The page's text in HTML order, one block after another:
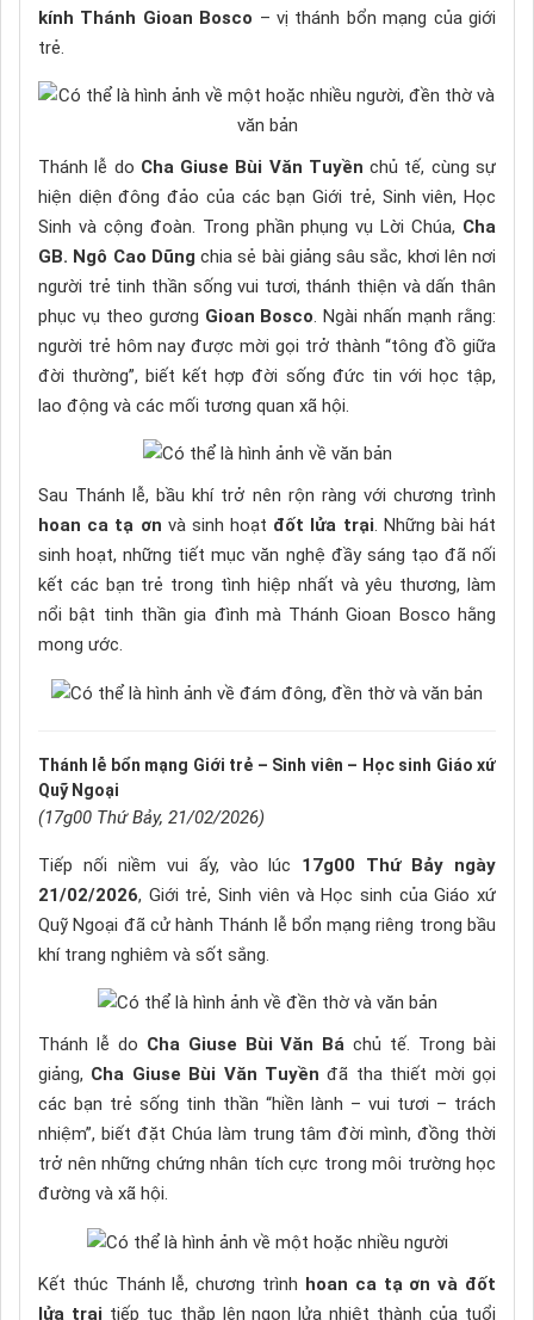
kính Thánh Gioan Bosco – vị thánh bổn mạng của giới
trẻ.
Thánh lễ do Cha Giuse Bùi Văn Tuyền chủ tế, cùng sự
hiện diện đông đảo của các bạn Giới trẻ, Sinh viên, Học
Sinh và cộng đoàn. Trong phần phụng vụ Lời Chúa, Cha
GB. Ngô Cao Dũng chia sẻ bài giảng sâu sắc, khơi lên nơi
người trẻ tinh thần sống vui tươi, thánh thiện và dấn thân
phục vụ theo gương Gioan Bosco . Ngài nhấn mạnh rằng:
người trẻ hôm nay được mời gọi trở thành “tông đồ giữa
đời thường”, biết kết hợp đời sống đức tin với học tập,
lao động và các mối tương quan xã hội.
Sau Thánh lễ, bầu khí trở nên rộn ràng với chương trình
hoan ca tạ ơn và sinh hoạt đốt lửa trại. Những bài hát
sinh hoạt, những tiết mục văn nghệ đầy sáng tạo đã nối
kết các bạn trẻ trong tình hiệp nhất và yêu thương, làm
nổi bật tinh thần gia đình mà Thánh Gioan Bosco hằng
mong ước.
Thánh lễ bổn mạng Giới trẻ – Sinh viên – Học sinh Giáo xứ
Quỹ Ngoại
(17g00 Thứ Bảy, 21/02/2026)
Tiếp nối niềm vui ấy, vào lúc 17g00 Thứ Bảy ngày
21/02/2026, Giới trẻ, Sinh viên và Học sinh của Giáo xứ
Quỹ Ngoại đã cử hành Thánh lễ bổn mạng riêng trong bầu
khí trang nghiêm và sốt sắng.
Thánh lễ do Cha Giuse Bùi Văn Bá chủ tế. Trong bài
giảng, Cha Giuse Bùi Văn Tuyền đã tha thiết mời gọi
các bạn trẻ sống tinh thần “hiền lành – vui tươi – trách
nhiệm”, biết đặt Chúa làm trung tâm đời mình, đồng thời
trở nên những chứng nhân tích cực trong môi trường học
đường và xã hội.
Kết thúc Thánh lễ, chương trình hoan ca tạ ơn và đốt
lửa trại tiếp tục thắp lên ngọn lửa nhiệt thành của tuổi